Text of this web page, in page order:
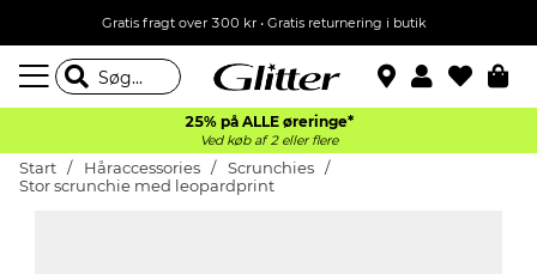
Gratis fragt over 300 kr • Gratis returnering i butik
25% på ALLE øreringe*
Ved køb af 2 eller flere
Start Håraccessories
Scrunchies
Stor scrunchie med leopardprint